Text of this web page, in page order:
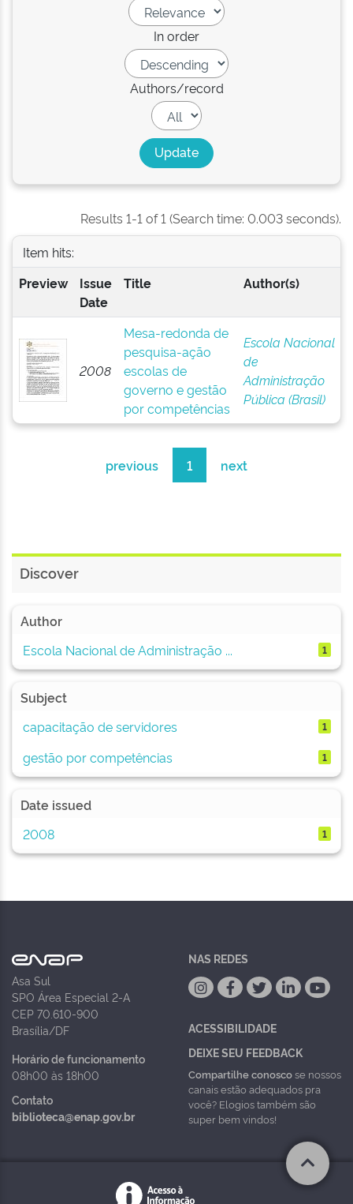
In order
Authors/record
Results 1-1 of 1 (Search time: 0.003 seconds).
Item hits:
Preview
Issue
Date
Title Author(s)
2008
Mesa-redonda de
pesquisa-ação
escolas de
governo e gestão
por competências
Escola Nacional
de
Administração
Pública (Brasil)
previous 1 next
Discover
Author
Escola Nacional de Administração ...
1
Subject
capacitação de servidores
1
gestão por competências 1
Date issued
2008
1
Asa Sul
SPO Área Especial 2-A
CEP 70.610-900
Brasília/DF
Horário de funcionamento
08h00 às 18h00
Contato
biblioteca@enap.gov.br
NAS REDES
ACESSIBILIDADE
DEIXE SEU FEEDBACK
Compartilhe conoscose nossos
canais estão adequados pra
você? Elogios também são
super bem vindos!